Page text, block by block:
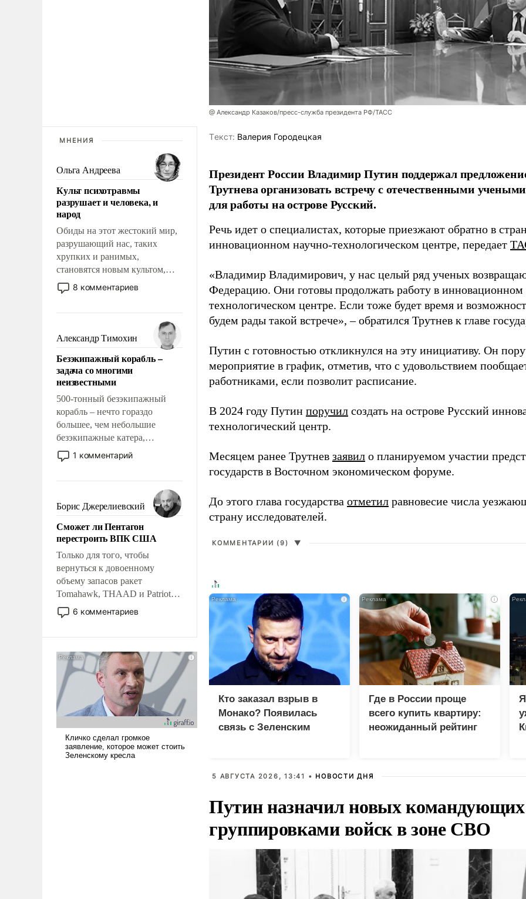
МНЕНИЯ
Ольга Андреева
Культ психотравмы
разрушает и человека, и
народ
Обиды на этот жестокий мир,
разрушающий нас, таких
хрупких и ранимых,
становятся новым культом,
постепенно вытесняя и
отменяя традиционное
мужественным и твердым под
ударами судьбы, брать на себя
ответственность, помогать
слабым, идти вперед и
адаптироваться.
8 комментариев
Александр Тимохин
Безэкипажный корабль –
задача со многими
неизвестными
500-тонный безэкипажный
корабль – нечто гораздо
большее, чем небольшие
безэкипажные катера,
применение которых уже
стало обыденностью. Задача по
сложна и амбициозна. Однако
и ее реализация радикально
поднимет наши боевые
возможности.
1 комментарий
Борис Джерелиевский
Сможет ли Пентагон
перестроить ВПК США
Только для того, чтобы
вернуться к довоенному
объему запасов ракет
Tomahawk, THAAD и Patriot
США потребуется более трех
лет. Даже небольшая война с
Сложившаяся ситуация
означает многолетний период
уязвимости США, например,
перед Китаем.
6 комментариев
@ Александр Казаков/пресс-служба президента РФ/ТАСС
Tекст: Валерия Городецкая
Президент России Владимир Путин поддержал
Трутнева организовать встречу с отечественными
для работы на острове Русский.
Речь идет о специалистах, которые приезжают обратно в
инновационном научно-технологическом центре, передает
«Владимир Владимирович, у нас целый ряд ученых
Федерацию. Они готовы продолжать работу в инновационном
технологическом центре. Если тоже будет время и
будем рады такой встрече», – обратился Трутнев к главе
Путин с готовностью откликнулся на эту инициативу. Он
мероприятие в график, отметив, что с удовольствием
работниками, если позволит расписание.
В 2024 году Путин поручил создать на острове Русский
технологический центр.
Месяцем ранее Трутнев заявил о планируемом участии
государств в Восточном экономическом форуме.
До этого глава государства отметил равновесие числа
страну исследователей.
КОММЕНТАРИИ (9) ▼
i
Кто заказал взрыв в
Монако? Появилась
связь с Зеленским
i
Где в России проще
всего купить квартиру:
неожиданный рейтинг
5 АВГУСТА 2026, 13:41 • НОВОСТИ ДНЯ
Путин назначил новых командующих
группировками войск в зоне СВО